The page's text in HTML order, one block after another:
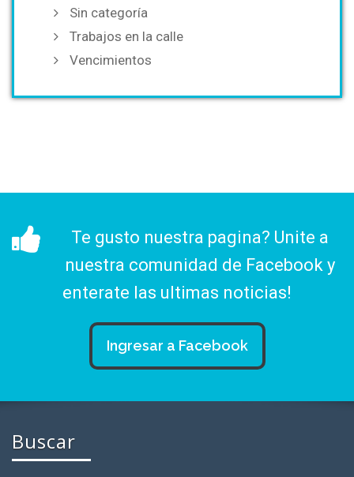
Sin categoría
Trabajos en la calle
Vencimientos
Te gusto nuestra pagina? Unite a
nuestra comunidad de Facebook y
enterate las ultimas noticias!
Ingresar a Facebook
Buscar